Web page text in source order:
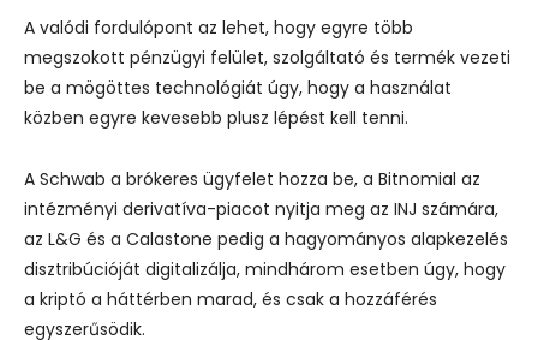
A valódi fordulópont az lehet, hogy egyre több
megszokott pénzügyi felület, szolgáltató és termék vezeti
be a mögöttes technológiát úgy, hogy a használat
közben egyre kevesebb plusz lépést kell tenni.
A Schwab a brókeres ügyfelet hozza be, a Bitnomial az
intézményi derivatíva-piacot nyitja meg az INJ számára,
az L&G és a Calastone pedig a hagyományos alapkezelés
disztribúcióját digitalizálja, mindhárom esetben úgy, hogy
a kriptó a háttérben marad, és csak a hozzáférés
egyszerűsödik.